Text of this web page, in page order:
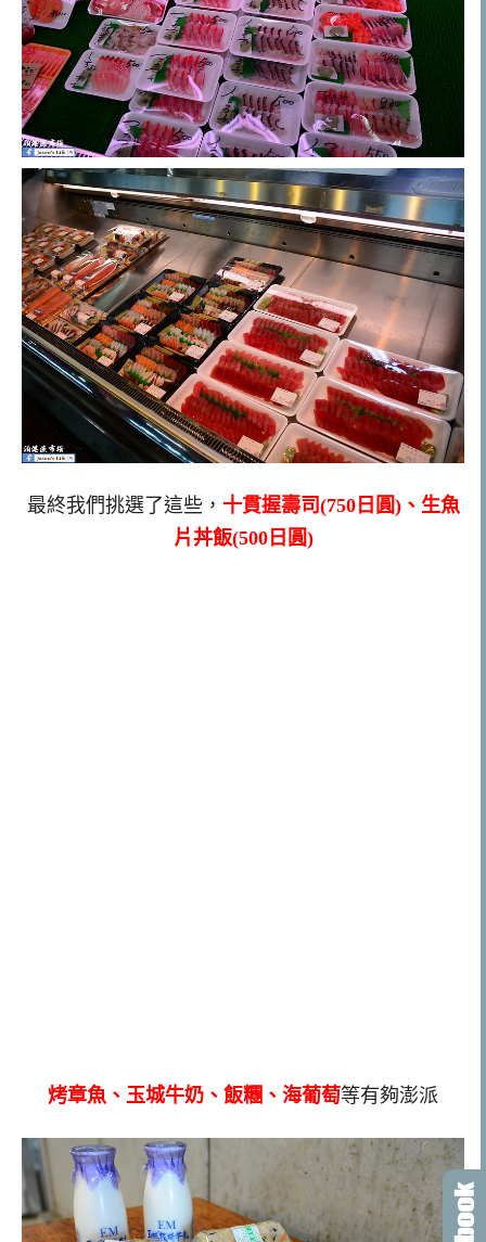
最終我們挑選了這些， 十貫握壽司(750日圓)、生魚
片丼飯(500日圓)
烤章魚、玉城牛奶、飯糰、海葡萄等有夠澎派